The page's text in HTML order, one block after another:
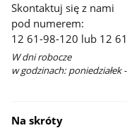
Skontaktuj się z nami
pod numerem:
12 61-98-120 lub 12
W dni robocze
w godzinach:
Na skróty